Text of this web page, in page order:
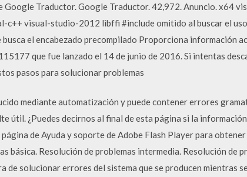
Google Traductor. Google Traductor. 42,972. Anuncio. x64
c++ visual-studio-2012 libffi #include omitido al buscar el
el encabezado precompilado Proporciona información
que fue lanzado el 14 de junio de 2016. Si intentas
pasos para solucionar problemas
mediante automatización y puede contener errores
útil. ¿Puedes decirnos al final de esta página si la
de Ayuda y soporte de Adobe Flash Player para
básica. Resolución de problemas intermedia. Resolución de
de solucionar errores del sistema que se producen mientras